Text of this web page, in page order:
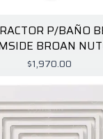
P/BAÑO
BROAN
$1,970.00